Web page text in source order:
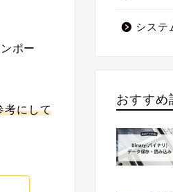
ポー
考にして
システ
おすすめ